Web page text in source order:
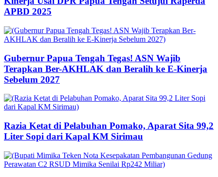
APBD 2025
Gubernur Papua Tengah Tegas! ASN Wajib
Terapkan Ber-AKHLAK dan Beralih ke E-Kinerja
Sebelum 2027
Razia Ketat di Pelabuhan Pomako, Aparat Sita 99,2
Liter Sopi dari Kapal KM Sirimau